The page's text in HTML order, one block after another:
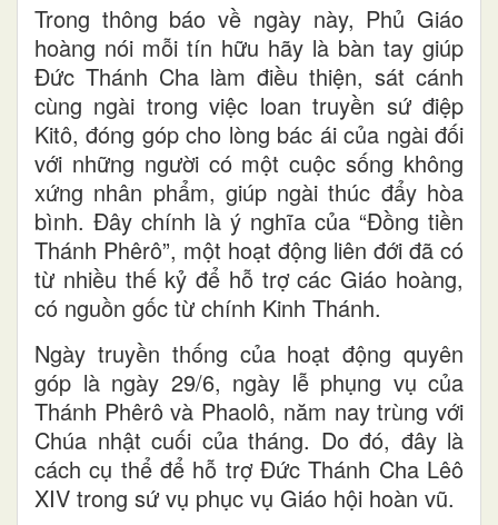
Trong thông báo về ngày này, Phủ Giáo
hoàng nói mỗi tín hữu hãy là bàn tay giúp
Đức Thánh Cha làm điều thiện, sát cánh
cùng ngài trong việc loan truyền sứ điệp
Kitô, đóng góp cho lòng bác ái của ngài đối
với những người có một cuộc sống không
xứng nhân phẩm, giúp ngài thúc đẩy hòa
bình. Đây chính là ý nghĩa của “Đồng tiền
Thánh Phêrô”, một hoạt động liên đới đã có
từ nhiều thế kỷ để hỗ trợ các Giáo hoàng,
có nguồn gốc từ chính Kinh Thánh.
Ngày truyền thống của hoạt động quyên
góp là ngày 29/6, ngày lễ phụng vụ của
Thánh Phêrô và Phaolô, năm nay trùng với
Chúa nhật cuối của tháng. Do đó, đây là
cách cụ thể để hỗ trợ Đức Thánh Cha Lêô
XIV trong sứ vụ phục vụ Giáo hội hoàn vũ.